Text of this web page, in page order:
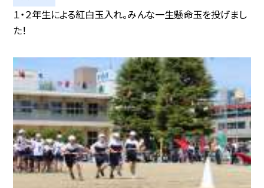
１・２年生による紅白玉入れ。みんな一生懸命玉を投げまし
た！